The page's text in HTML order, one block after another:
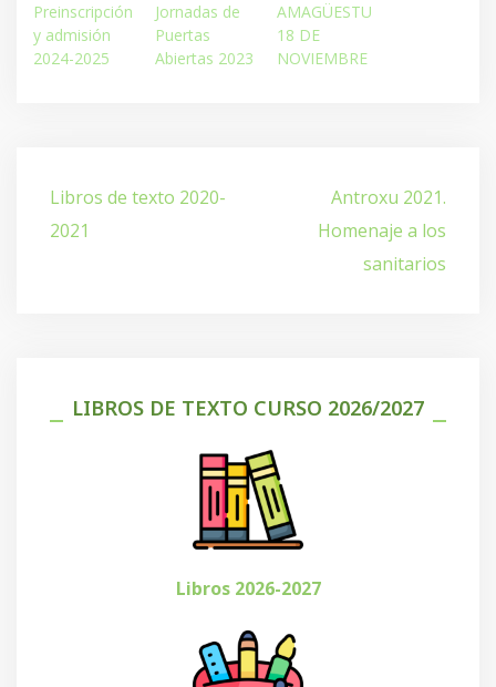
Preinscripción
y admisión
2024-2025
Jornadas de
Puertas
Abiertas 2023
AMAGÜESTU
18 DE
NOVIEMBRE
Navegación
de
entradas
Libros de texto 2020-
2021
Antroxu 2021.
Homenaje a los
sanitarios
LIBROS DE TEXTO CURSO 2026/2027
Libros 2026-2027